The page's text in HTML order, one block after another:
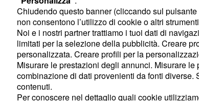
sole e gli oltre cento gradi sotto zero nelle zone
Senza contare l'assenza di gravità. La
passerá alla storia immortalando il grande
Hasselblad Data Camera (HDC 500). Due
verranno affidate a Neil Armstrong, il quale
delle foto più emblematiche della storia. Tuttavia,
Chiudendo questo banner (cliccando sul pulsante
non consentono l’utilizzo di cookie o altri
Noi e i nostri partner trattiamo i tuoi dati di
limitati per la selezione della pubblicità. Creare
personalizzata. Creare profili per la
Misurare le prestazioni degli annunci. Misurare
combinazione di dati provenienti da fonti
contenuti.
Per conoscere nel dettaglio quali cookie